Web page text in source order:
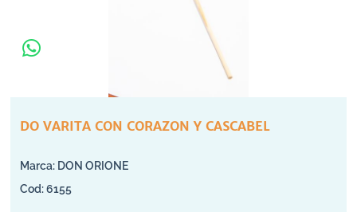
DO VARITA CON CORAZON Y CASCABEL
DON ORIONE
6155